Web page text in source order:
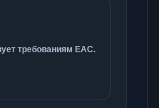
требованиям ЕАС.